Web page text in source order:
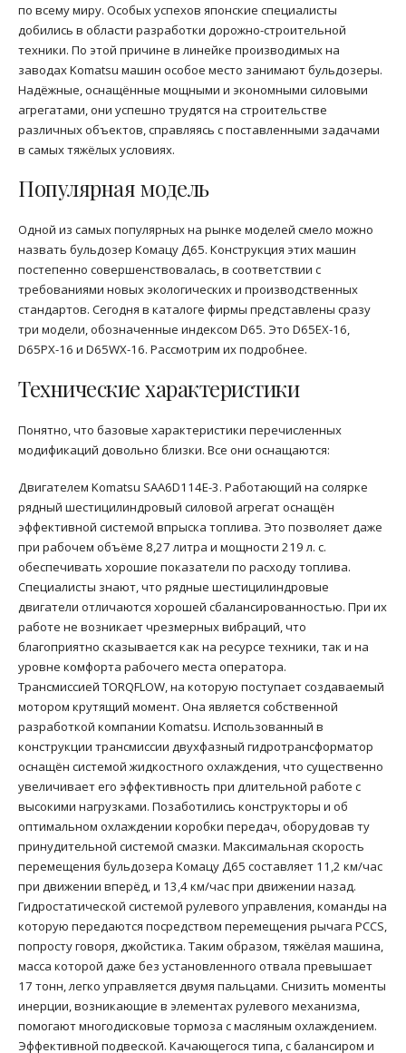
по всему миру. Особых успехов японские специалисты
добились в области разработки дорожно-строительной
техники. По этой причине в линейке производимых на
заводах Komatsu машин особое место занимают бульдозеры.
Надёжные, оснащённые мощными и экономными силовыми
агрегатами, они успешно трудятся на строительстве
различных объектов, справляясь с поставленными задачами
в самых тяжёлых условиях.
Популярная модель
Одной из самых популярных на рынке моделей смело можно
назвать бульдозер Комацу Д65. Конструкция этих машин
постепенно совершенствовалась, в соответствии с
требованиями новых экологических и производственных
стандартов. Сегодня в каталоге фирмы представлены сразу
три модели, обозначенные индексом D65. Это D65EX-16,
D65PX-16 и D65WX-16. Рассмотрим их подробнее.
Технические характеристики
Понятно, что базовые характеристики перечисленных
модификаций довольно близки. Все они оснащаются:
Двигателем Komatsu SAA6D114E-3. Работающий на солярке
рядный шестицилиндровый силовой агрегат оснащён
эффективной системой впрыска топлива. Это позволяет даже
при рабочем объёме 8,27 литра и мощности 219 л. с.
обеспечивать хорошие показатели по расходу топлива.
Специалисты знают, что рядные шестицилиндровые
двигатели отличаются хорошей сбалансированностью. При их
работе не возникает чрезмерных вибраций, что
благоприятно сказывается как на ресурсе техники, так и на
уровне комфорта рабочего места оператора.
Трансмиссией TORQFLOW, на которую поступает создаваемый
мотором крутящий момент. Она является собственной
разработкой компании Komatsu. Использованный в
конструкции трансмиссии двухфазный гидротрансформатор
оснащён системой жидкостного охлаждения, что существенно
увеличивает его эффективность при длительной работе с
высокими нагрузками. Позаботились конструкторы и об
оптимальном охлаждении коробки передач, оборудовав ту
принудительной системой смазки. Максимальная скорость
перемещения бульдозера Комацу Д65 составляет 11,2 км/час
при движении вперёд, и 13,4 км/час при движении назад.
Гидростатической системой рулевого управления, команды на
которую передаются посредством перемещения рычага PCCS,
попросту говоря, джойстика. Таким образом, тяжёлая машина,
масса которой даже без установленного отвала превышает
17 тонн, легко управляется двумя пальцами. Снизить моменты
инерции, возникающие в элементах рулевого механизма,
помогают многодисковые тормоза с масляным охлаждением.
Эффективной подвеской. Качающегося типа, с балансиром и